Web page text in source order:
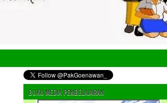
BUKU MEDIA PEMBELAJARAN